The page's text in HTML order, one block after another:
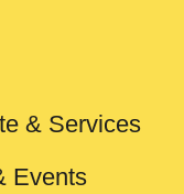
& Services
Events